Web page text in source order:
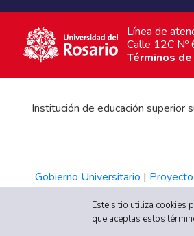
Línea de
Calle 12C Nº
Términos
Institución de educación superior
Gobierno Universitario |
Este sitio utiliza cookies
que aceptas estos